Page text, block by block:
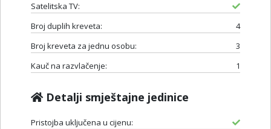
Satelitska TV:
Broj duplih kreveta:
4
Broj kreveta za jednu osobu:
3
Kauč na razvlačenje:
1
Detalji smještajne jedinice
Pristojba uključena u cijenu: